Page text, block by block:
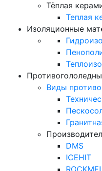
Тёплая
Теплая
Изоляционные
Виды
DMS
ICEHIT